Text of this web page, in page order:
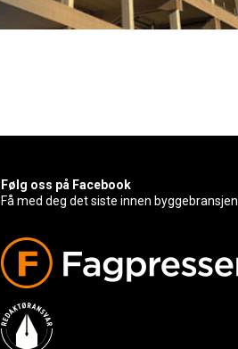
Følg oss på Facebook
Få med deg det siste innen byggebransjen